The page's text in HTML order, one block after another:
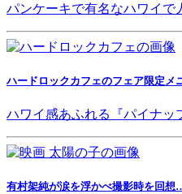
パンケーキで有名なハワイで
ハードロックカフェのフェア限定メ
ハワイ感あふれる『パイナッ
有村架純が涙を浮かべ撮影時を回想